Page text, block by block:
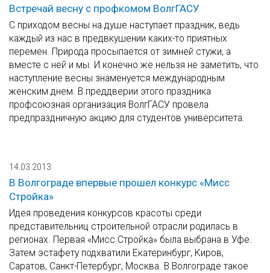
Встречай весну с профкомом ВолгГАСУ
С приходом весны на душе наступает праздник, ведь
каждый из нас в предвкушении каких-то приятных
перемен. Природа просыпается от зимней стужи, а
вместе с ней и мы. И конечно же нельзя не заметить, что
наступление весны знаменуется международным
женским днем. В преддверии этого праздника
профсоюзная организация ВолгГАСУ провела
предпраздничную акцию для студентов университета.
14.03.2013
В Волгограде впервые прошел конкурс «Мисс
Стройка»
Идея проведения конкурсов красоты среди
представительниц строительной отрасли родилась в
регионах. Первая «Мисс Стройка» была выбрана в Уфе.
Затем эстафету подхватили Екатеринбург, Киров,
Саратов, Санкт-Петербург, Москва. В Волгограде такое